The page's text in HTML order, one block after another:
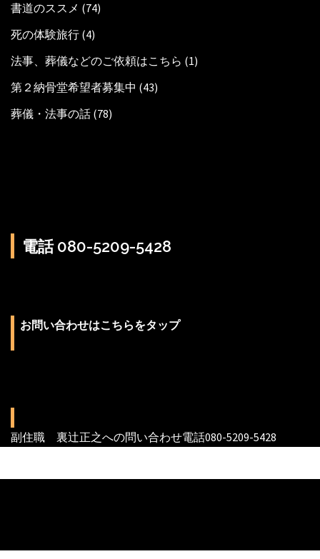
書道のススメ (74)
死の体験旅行 (4)
法事、葬儀などのご依頼はこちら (1)
第２納骨堂希望者募集中 (43)
葬儀・法事の話 (78)
電話 080-5209-5428
お問い合わせはこちらをタップ
副住職 裏辻正之への問い合わせ電話080-5209-5428